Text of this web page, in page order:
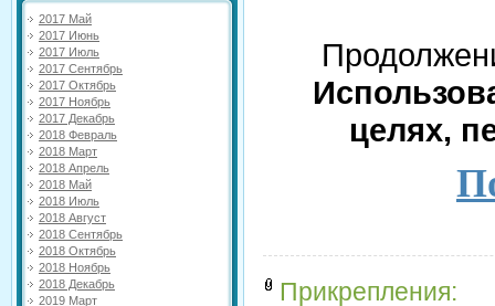
2017 Май
2017 Июнь
2017 Июль
2017 Сентябрь
2017 Октябрь
2017 Ноябрь
2017 Декабрь
2018 Февраль
2018 Март
2018 Апрель
2018 Май
2018 Июль
2018 Август
2018 Сентябрь
2018 Октябрь
2018 Ноябрь
2018 Декабрь
2019 Март
целях,
Прикрепления: